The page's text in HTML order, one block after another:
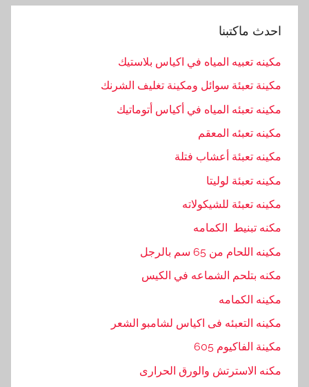
احدث ماكتبنا
مكينه تعبيه المياه في اكياس بلاستيك
مكينة تعبئة سوائل ومكينة تغليف الشرنك
مكينه تعبئه المياه في أكياس أتوماتيك
مكينه تعبئه المعقم
مكينه تعبئة أعشاب فتلة
مكينه تعبئة لوليتا
مكينه تعبئة للشيكولاته
مكنه تبنيط الكمامه
مكينه اللحام من 65 سم بالرجل
مكنه بتلحم الشماعه في الكيس
مكينه الكمامه
مكينه التعبئه فى اكياس لشامبو الشعر
مكينة الفاكيوم 605
مكنه الاسترتش والورق الحرارى